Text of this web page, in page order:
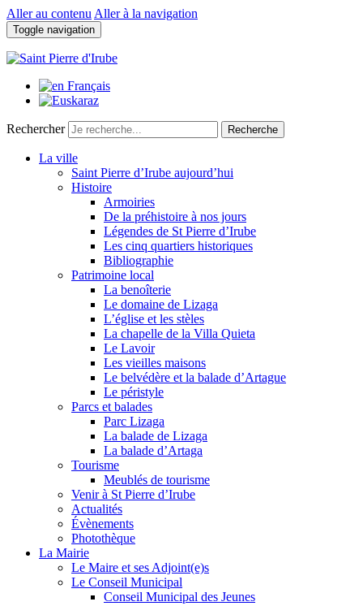
Aller au contenu Aller à la navigation
Toggle navigation
Rechercher Recherche
La ville
Saint Pierre d’Irube aujourd’hui
Histoire
Armoiries
De la préhistoire à nos jours
Légendes de St Pierre d’Irube
Les cinq quartiers historiques
Bibliographie
Patrimoine local
La benoîterie
Le domaine de Lizaga
L’église et les stèles
La chapelle de la Villa Quieta
Le Lavoir
Les vieilles maisons
Le belvédère et la balade d’Artague
Le péristyle
Parcs et balades
Parc Lizaga
La balade de Lizaga
La balade d’Artaga
Tourisme
Meublés de tourisme
Venir à St Pierre d’Irube
Actualités
Évènements
Photothèque
La Mairie
Le Maire et ses Adjoint(e)s
Le Conseil Municipal
Conseil Municipal des Jeunes